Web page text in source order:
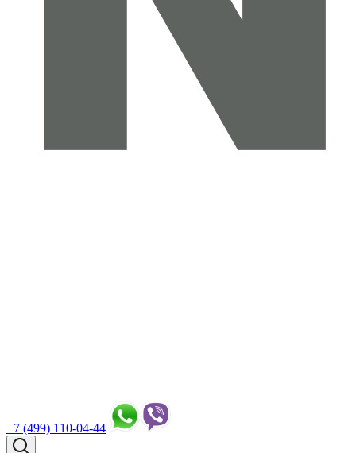
+7 (499) 110-04-44